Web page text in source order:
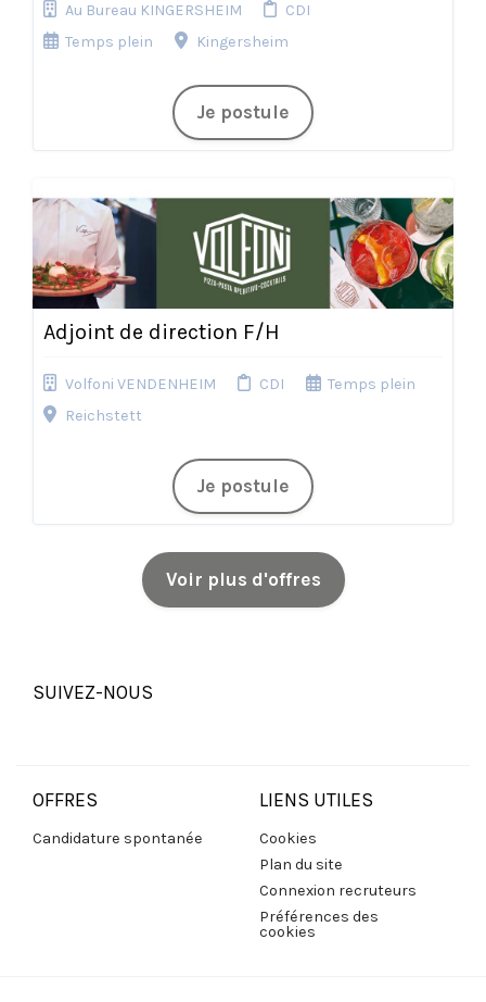
Au Bureau KINGERSHEIM
CDI
Temps plein
Kingersheim
Je postule
Adjoint de direction F/H
Volfoni VENDENHEIM CDI
Temps plein
Reichstett
Je postule
Voir plus d'offres
SUIVEZ-NOUS
OFFRES
Candidature spontanée
LIENS UTILES
Cookies
Plan du site
Connexion recruteurs
Préférences des
cookies